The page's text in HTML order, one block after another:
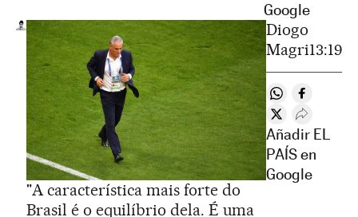
Google
"A característica mais forte do
Brasil é o equilíbrio dela. É uma
Diogo
Magri13:19
Compartir en
Compartir en
Añadir EL
PAÍS en
Google